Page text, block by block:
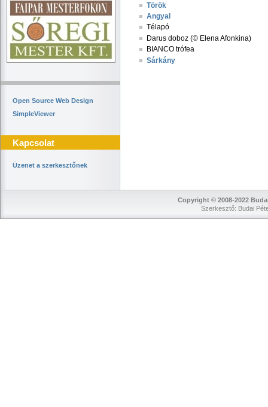
Open Source Web Design
SimpleViewer
Kapcsolat
Üzenet a szerkesztőnek
Török
Angyal
Télapó
Darus doboz (© Elena Afonkina)
BIANCO trófea
Sárkány
Copyright © 2008-2022
Szerkesztő: Budai